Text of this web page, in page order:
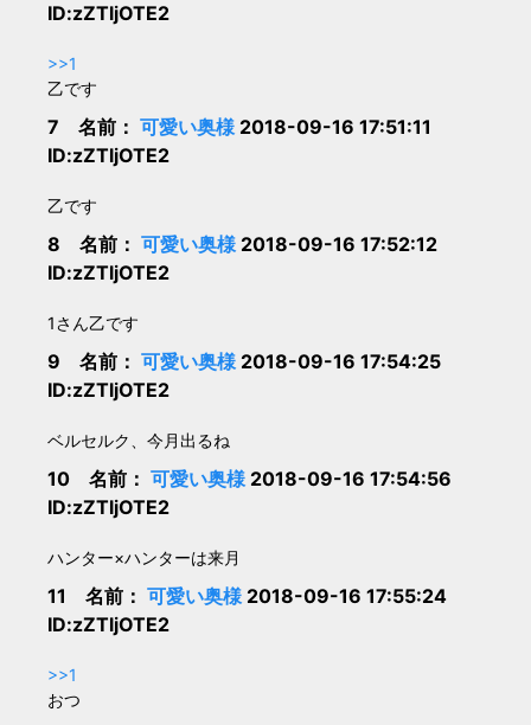
ID:zZTljOTE2
>>1
乙です
7 名前： 可愛い奥様2018-09-16 17:51:11
ID:zZTljOTE2
乙です
8 名前： 可愛い奥様2018-09-16 17:52:12
ID:zZTljOTE2
1さん乙です
9 名前： 可愛い奥様2018-09-16 17:54:25
ID:zZTljOTE2
ベルセルク、今月出るね
10 名前： 可愛い奥様2018-09-16 17:54:56
ID:zZTljOTE2
ハンター×ハンターは来月
11 名前： 可愛い奥様2018-09-16 17:55:24
ID:zZTljOTE2
>>1
おつ